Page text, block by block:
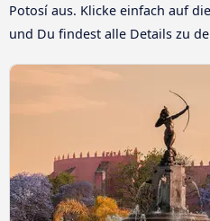
Potosí aus. Klicke einfach auf
und Du findest alle Details zu